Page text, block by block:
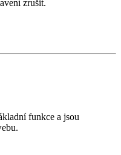
zrušit.
funkce a jsou